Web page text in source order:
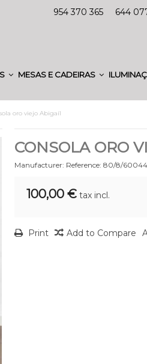
954 370 365 644
MESAS E CADEIRAS
oro viejo Abigaíl
CONSOLA ORO
Manufacturer: Reference: 80/8/
100,00 € tax incl.
Print Add to Compare